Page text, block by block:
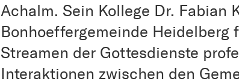
Achalm. Sein Kollege Dr. Fabian
Bonhoeffergemeinde Heidelberg
Streamen der Gottesdienste
Interaktionen zwischen den